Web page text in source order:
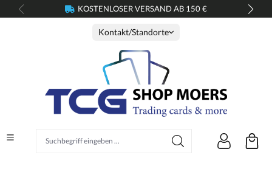
springen KOSTENLOSER VERSAND AB 150 €
Kontakt/Standorte